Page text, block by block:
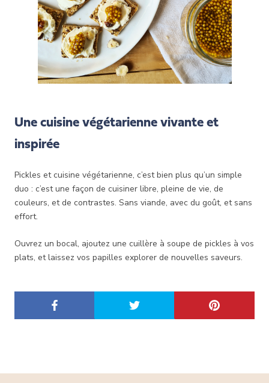
Une cuisine végétarienne vivante et
inspirée
Pickles et cuisine végétarienne, c’est bien plus qu’un simple
duo : c’est une façon de cuisiner libre, pleine de vie, de
couleurs, et de contrastes. Sans viande, avec du goût, et sans
effort.
Ouvrez un bocal, ajoutez une cuillère à soupe de pickles à vos
plats, et laissez vos papilles explorer de nouvelles saveurs.